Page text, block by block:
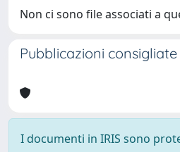
Non ci sono file associati a
Pubblicazioni consigliate
I documenti in IRIS sono